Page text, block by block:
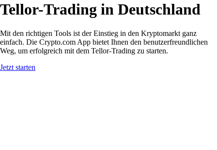
Tellor-Trading in Deutschland
Mit den richtigen Tools ist der Einstieg in den Kryptomarkt ganz
einfach. Die Crypto.com App bietet Ihnen den benutzerfreundlichen
Weg, um erfolgreich mit dem Tellor-Trading zu starten.
Jetzt starten